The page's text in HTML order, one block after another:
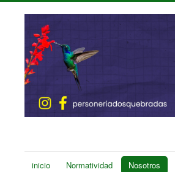
inicio Normatividad Nosotros